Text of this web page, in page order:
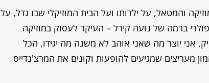
והמטאל, על ילדותו ועל הבית המוזיקלי שבו גדל, על
להיות פופולרי ברמה של נועה קירל – העיקר לעסוק במוזיקה
יוצר מה שאני אוהב לא משנה מה יגידו, הכל
מעריצים שמגיעים להופעות וקונים את המרצ'נדייס